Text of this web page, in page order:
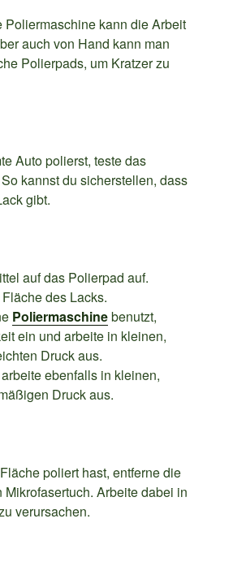
Poliermaschine kann die Arbeit
auch von Hand kann man
Polierpads, um Kratzer zu
Auto polierst, teste das
kannst du sicherstellen, dass
gibt.
auf das Polierpad auf.
des Lacks.
Poliermaschinebenutzt,
ein und arbeite in kleinen,
Druck aus.
ebenfalls in kleinen,
Druck aus.
poliert hast, entferne die
Arbeite dabei in
verursachen.